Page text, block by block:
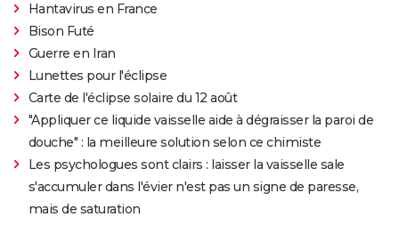
Hantavirus en France
Bison Futé
Guerre en Iran
Lunettes pour l'éclipse
Carte de l'éclipse solaire du 12 août
"Appliquer ce liquide vaisselle aide à dégraisser la paroi de
douche" : la meilleure solution selon ce chimiste
Les psychologues sont clairs : laisser la vaisselle sale
s'accumuler dans l'évier n'est pas un signe de paresse,
mais de saturation